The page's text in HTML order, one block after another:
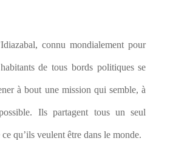
connu mondialement pour
de tous bords politiques se
à bout une mission qui semble, à
Ils partagent tous un seul
qu’ils veulent être dans le monde.